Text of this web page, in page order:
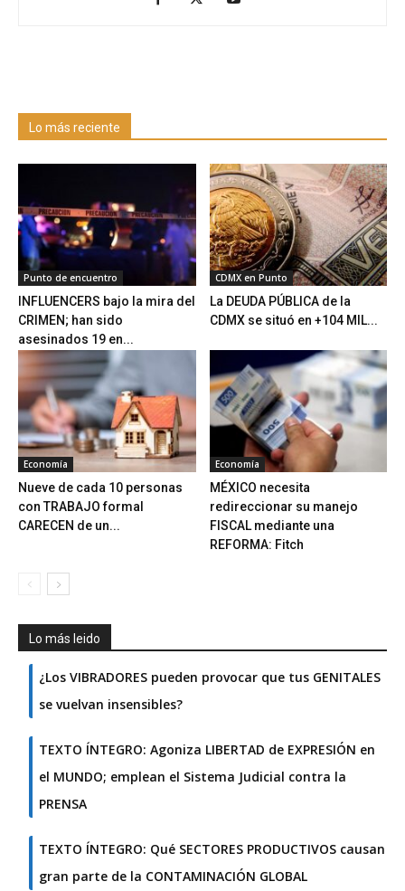
Lo más reciente
Punto de encuentro
INFLUENCERS bajo la mira del
CRIMEN; han sido
asesinados 19 en...
CDMX en Punto
La DEUDA PÚBLICA de la
CDMX se situó en +104 MIL...
Economía
Nueve de cada 10 personas
con TRABAJO formal
CARECEN de un...
Economía
MÉXICO necesita
redireccionar su manejo
FISCAL mediante una
REFORMA: Fitch
Lo más leido
¿Los VIBRADORES pueden provocar que tus GENITALES
se vuelvan insensibles?
TEXTO ÍNTEGRO: Agoniza LIBERTAD de EXPRESIÓN en
el MUNDO; emplean el Sistema Judicial contra la
PRENSA
TEXTO ÍNTEGRO: Qué SECTORES PRODUCTIVOS causan
gran parte de la CONTAMINACIÓN GLOBAL